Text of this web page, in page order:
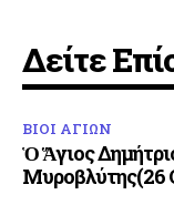
Δείτε
ΒΙΟΙ ΑΓΙΩΝ
Ὁ Ἅγιος
Μυροβλύτης(26